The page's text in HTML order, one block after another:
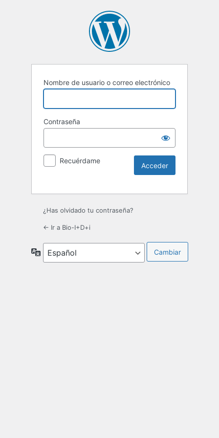
Nombre de usuario o correo electrónico
Contraseña
Recuérdame
¿Has olvidado tu contraseña?
← Ir a Bio-I+D+i
Idioma